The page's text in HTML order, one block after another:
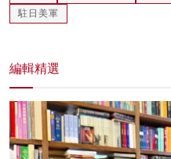
駐日美軍
編輯精選